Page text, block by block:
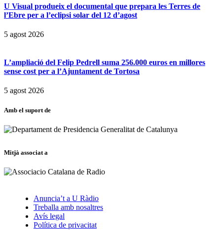
U Visual produeix el documental que prepara les Terres de
l’Ebre per a l’eclipsi solar del 12 d’agost
5 agost 2026
L’ampliació del Felip Pedrell suma 256.000 euros en millores
sense cost per a l’Ajuntament de Tortosa
5 agost 2026
Amb el suport de
Mitjà associat a
Anuncia’t a U Ràdio
Treballa amb nosaltres
Avís legal
Política de privacitat